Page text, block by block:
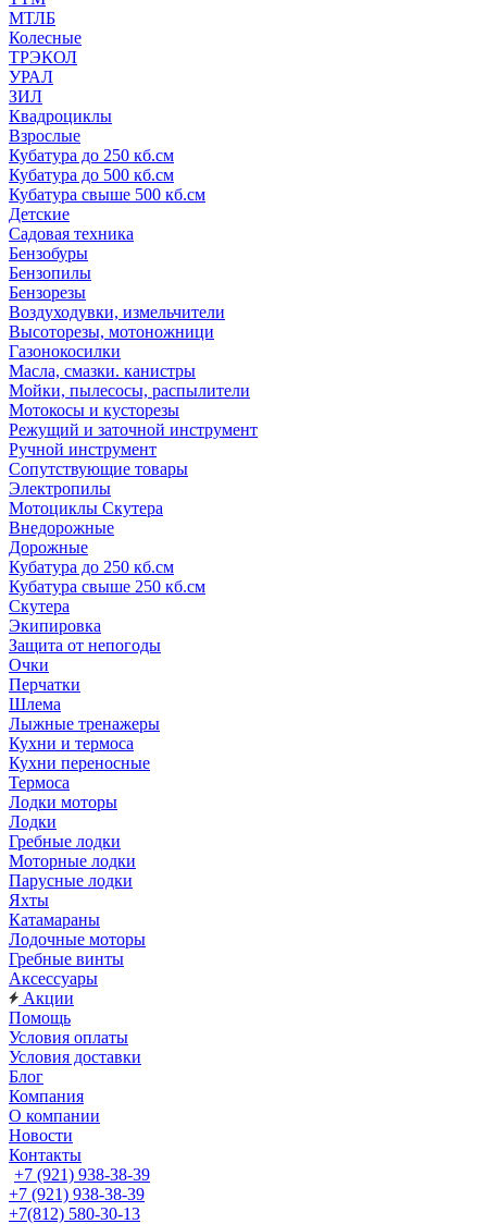
МТЛБ
Колесные
ТРЭКОЛ
УРАЛ
ЗИЛ
Квадроциклы
Взрослые
Кубатура до 250 кб.см
Кубатура до 500 кб.см
Кубатура свыше 500 кб.см
Детские
Садовая техника
Бензобуры
Бензопилы
Бензорезы
Воздуходувки, измельчители
Высоторезы, мотоножници
Газонокосилки
Масла, смазки. канистры
Мойки, пылесосы, распылители
Мотокосы и кусторезы
Режущий и заточной инструмент
Ручной инструмент
Сопутствующие товары
Электропилы
Мотоциклы Скутера
Внедорожные
Дорожные
Кубатура до 250 кб.см
Кубатура свыше 250 кб.см
Скутера
Экипировка
Защита от непогоды
Очки
Перчатки
Шлема
Лыжные тренажеры
Кухни и термоса
Кухни переносные
Термоса
Лодки моторы
Лодки
Гребные лодки
Моторные лодки
Парусные лодки
Яхты
Катамараны
Лодочные моторы
Гребные винты
Аксессуары
Акции
Помощь
Условия оплаты
Условия доставки
Блог
Компания
О компании
Новости
Контакты
+7 (921) 938-38-39
+7 (921) 938-38-39
+7(812) 580-30-13